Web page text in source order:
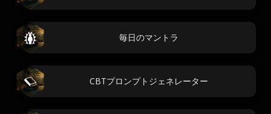
毎日のマントラ
CBTプロンプトジェネレーター